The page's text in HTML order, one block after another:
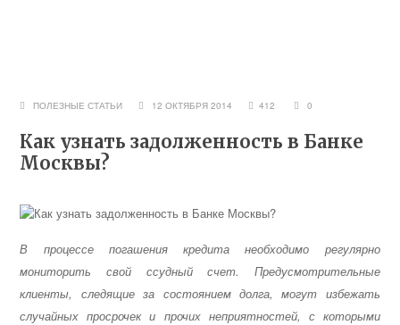
ПОЛЕЗНЫЕ СТАТЬИ 12 ОКТЯБРЯ 2014 412 0
Как узнать задолженность в Банке
Москвы?
В процессе погашения кредита необходимо регулярно
мониторить свой ссудный счет. Предусмотрительные
клиенты, следящие за состоянием долга, могут избежать
случайных просрочек и прочих неприятностей, с которыми